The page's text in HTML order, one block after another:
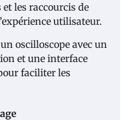
les raccourcis de
utilisateur.
oscilloscope avec un
et une interface
faciliter les